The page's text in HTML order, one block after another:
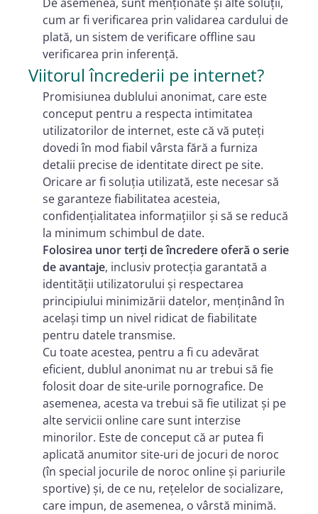
cum ar fi verificarea prin validarea cardului de
plată, un sistem de verificare offline sau
verificarea prin inferență.
Viitorul încrederii pe internet?
Promisiunea dublului anonimat, care este
conceput pentru a respecta intimitatea
utilizatorilor de internet, este că vă puteți
dovedi în mod fiabil vârsta fără a furniza
detalii precise de identitate direct pe site.
Oricare ar fi soluția utilizată, este necesar să
se garanteze fiabilitatea acesteia,
confidențialitatea informațiilor și să se reducă
la minimum schimbul de date.
Folosirea unor terți de încredere oferă o serie
de avantaje, inclusiv protecția garantată a
identității utilizatorului și respectarea
principiului minimizării datelor, menținând în
același timp un nivel ridicat de fiabilitate
pentru datele transmise.
Cu toate acestea, pentru a fi cu adevărat
eficient, dublul anonimat nu ar trebui să fie
folosit doar de site-urile pornografice. De
asemenea, acesta va trebui să fie utilizat și pe
alte servicii online care sunt interzise
minorilor. Este de conceput că ar putea fi
aplicată anumitor site-uri de jocuri de noroc
(în special jocurile de noroc online și pariurile
sportive) și, de ce nu, rețelelor de socializare,
care impun, de asemenea, o vârstă minimă.